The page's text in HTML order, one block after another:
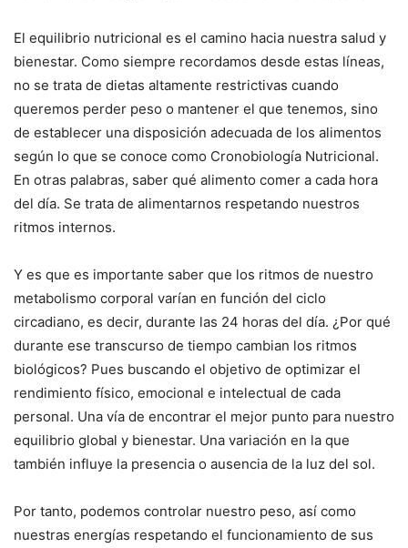
El equilibrio nutricional es el camino hacia nuestra salud y
bienestar. Como siempre recordamos desde estas líneas,
no se trata de dietas altamente restrictivas cuando
queremos perder peso o mantener el que tenemos, sino
de establecer una disposición adecuada de los alimentos
según lo que se conoce como Cronobiología Nutricional.
En otras palabras, saber qué alimento comer a cada hora
del día. Se trata de alimentarnos respetando nuestros
ritmos internos.
Y es que es importante saber que los ritmos de nuestro
metabolismo corporal varían en función del ciclo
circadiano, es decir, durante las 24 horas del día. ¿Por qué
durante ese transcurso de tiempo cambian los ritmos
biológicos? Pues buscando el objetivo de optimizar el
rendimiento físico, emocional e intelectual de cada
personal. Una vía de encontrar el mejor punto para nuestro
equilibrio global y bienestar. Una variación en la que
también influye la presencia o ausencia de la luz del sol.
Por tanto, podemos controlar nuestro peso, así como
nuestras energías respetando el funcionamiento de sus